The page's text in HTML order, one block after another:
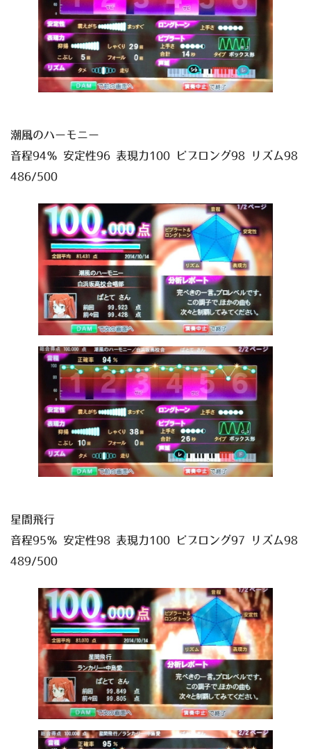
潮風のハーモニー
音程94％ 安定性96 表現力100 ビブロング98 リズム98
486/500
星間飛行
音程95％ 安定性98 表現力100 ビブロング97 リズム98
489/500